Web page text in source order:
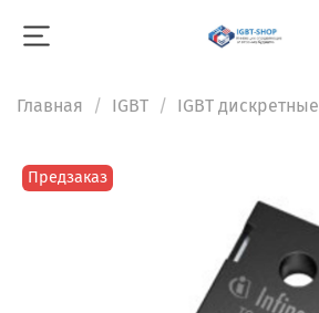
Главная IGBT IGBT дискретные
Предзаказ